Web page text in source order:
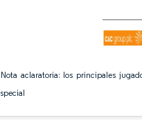
aclaratoria: los principales